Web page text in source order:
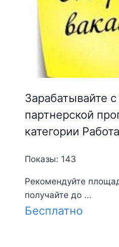
Зарабатывайте
партнерской
категории
Показы: 143
Рекомендуйте
получайте до ...
Бесплатно